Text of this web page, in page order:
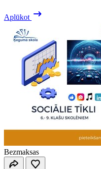
Aplūkot
Bezmaksas